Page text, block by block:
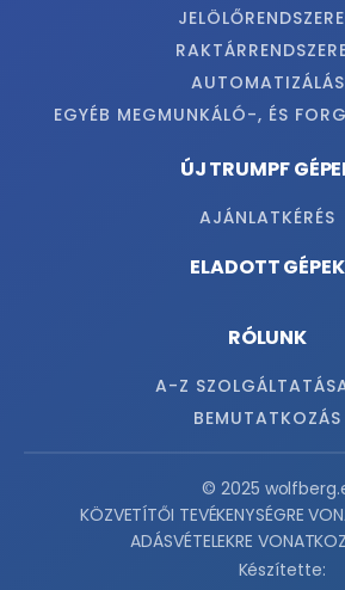
AUTOMATIZÁLÁS
EGYÉB MEGMUNKÁLÓ-, ÉS
ÚJ TRUMPF
AJÁNLATKÉRÉS
ELADOTT GÉPEK
RÓLUNK
A-Z
BEMUTATKOZÁS
© 2025
KÖZVETÍTŐI TEVÉKENYSÉGRE
ADÁSVÉTELEKRE
Készítette: